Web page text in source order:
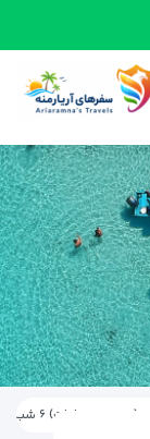
حمامات) ۶ شب و ۷ روز – پرواز ماهان